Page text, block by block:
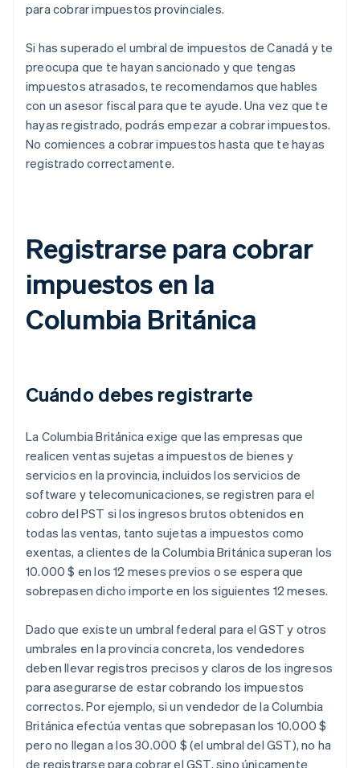
para cobrar impuestos provinciales.
Si has superado el umbral de impuestos de Canadá y te
preocupa que te hayan sancionado y que tengas
impuestos atrasados, te recomendamos que hables
con un asesor fiscal para que te ayude. Una vez que te
hayas registrado, podrás empezar a cobrar impuestos.
No comiences a cobrar impuestos hasta que te hayas
registrado correctamente.
Registrarse para cobrar
impuestos en la
Columbia Británica
Cuándo debes registrarte
La Columbia Británica exige que las empresas que
realicen ventas sujetas a impuestos de bienes y
servicios en la provincia, incluidos los servicios de
software y telecomunicaciones, se registren para el
cobro del PST si los ingresos brutos obtenidos en
todas las ventas, tanto sujetas a impuestos como
exentas, a clientes de la Columbia Británica superan los
10.000 $ en los 12 meses previos o se espera que
sobrepasen dicho importe en los siguientes 12 meses.
Dado que existe un umbral federal para el GST y otros
umbrales en la provincia concreta, los vendedores
deben llevar registros precisos y claros de los ingresos
para asegurarse de estar cobrando los impuestos
correctos. Por ejemplo, si un vendedor de la Columbia
Británica efectúa ventas que sobrepasan los 10.000 $
pero no llegan a los 30.000 $ (el umbral del GST), no ha
de registrarse para cobrar el GST, sino únicamente